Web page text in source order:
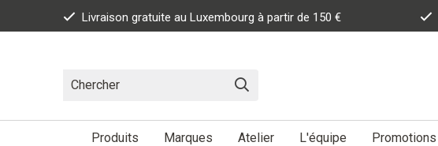
Livraison gratuite au Luxembourg à partir de 150 €
Produits Marques Atelier L'équipe Promotions